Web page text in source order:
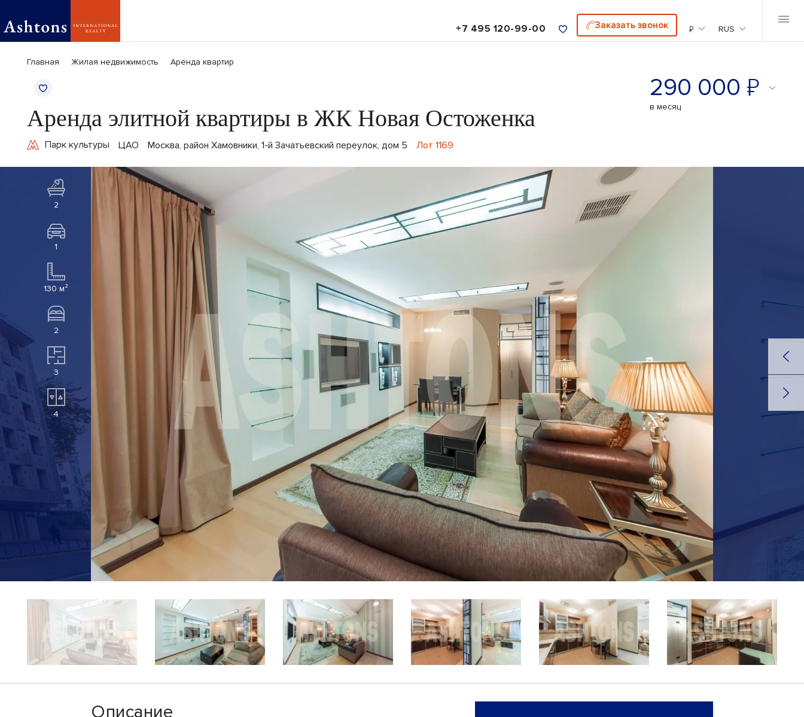
+7 495 120-99-00 Заказать звонок ₽ RUS
Главная Жилая недвижимость Аренда квартир
Аренда элитной квартиры в ЖК Новая Остоженка
Парк культуры ЦАО Москва, район Хамовники, 1-й Зачатьевский переулок, дом 5 Лот 1169
290 000 ₽
в месяц
2
1
130 м²
2
3
4
Описание